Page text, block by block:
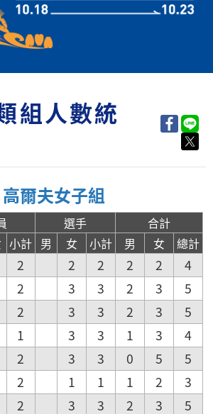
組人數統
高爾夫女子組
選手
合計
小計 男 女 小計 男 女 總計
2 2 2 2 2
4
2 3 3 2 3
5
2 3 3 2 3
5
1 3 3 1 3
4
2 3 3 0 5
5
2 1 1 1 2
3
2 3 3 2 3
5